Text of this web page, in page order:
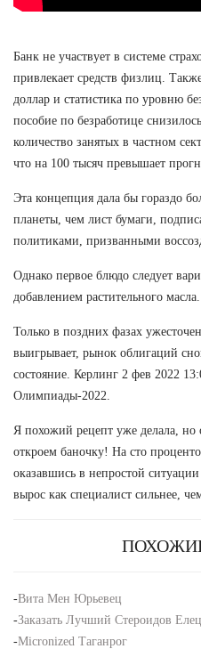
Банк не участвует в системе
привлекает средств физлиц.
доллар и статистика по уровню
пособие по безработице
количество занятых в частном
что на 100 тысяч превышает
Эта концепция дала бы гораздо
планеты, чем лист бумаги,
политиками, призванными
Однако первое блюдо следует
добавлением растительного масла.
Только в поздних фазах
выигрывает, рынок облигаций
состояние. Керлинг 2 фев 2022
Олимпиады-2022.
Я похожий рецепт уже делала, но
откроем баночку! На сто
оказавшись в непростой
вырос как специалист сильнее,
-Вита Мен Юрьевец
-Заказать Лучший Стероидов Елец
-Micronized Таганрог